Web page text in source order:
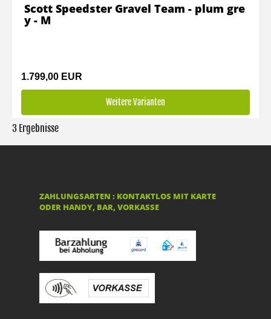
1.799,00 EUR
Weitere Varianten
Scott Speedster Gravel Team - plum gre
y - M
3 Ergebnisse
ZAHLUNGSARTEN : KONTAKTLOS MIT KARTE
ODER HANDY, BAR, VORKASSE